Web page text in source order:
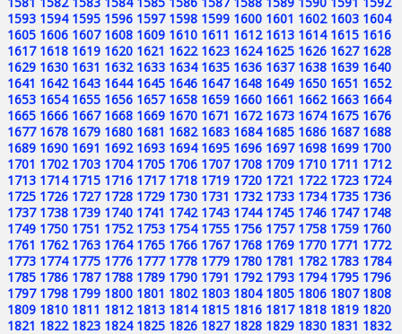
1593 1594 1595 1596 1597 1598 1599 1600 1601 1602 1603 1604
1605 1606 1607 1608 1609 1610 1611 1612 1613 1614 1615 1616
1617 1618 1619 1620 1621 1622 1623 1624 1625 1626 1627 1628
1629 1630 1631 1632 1633 1634 1635 1636 1637 1638 1639 1640
1641 1642 1643 1644 1645 1646 1647 1648 1649 1650 1651 1652
1653 1654 1655 1656 1657 1658 1659 1660 1661 1662 1663 1664
1665 1666 1667 1668 1669 1670 1671 1672 1673 1674 1675 1676
1677 1678 1679 1680 1681 1682 1683 1684 1685 1686 1687 1688
1689 1690 1691 1692 1693 1694 1695 1696 1697 1698 1699 1700
1701 1702 1703 1704 1705 1706 1707 1708 1709 1710 1711 1712
1713 1714 1715 1716 1717 1718 1719 1720 1721 1722 1723 1724
1725 1726 1727 1728 1729 1730 1731 1732 1733 1734 1735 1736
1737 1738 1739 1740 1741 1742 1743 1744 1745 1746 1747 1748
1749 1750 1751 1752 1753 1754 1755 1756 1757 1758 1759 1760
1761 1762 1763 1764 1765 1766 1767 1768 1769 1770 1771 1772
1773 1774 1775 1776 1777 1778 1779 1780 1781 1782 1783 1784
1785 1786 1787 1788 1789 1790 1791 1792 1793 1794 1795 1796
1797 1798 1799 1800 1801 1802 1803 1804 1805 1806 1807 1808
1809 1810 1811 1812 1813 1814 1815 1816 1817 1818 1819 1820
1821 1822 1823 1824 1825 1826 1827 1828 1829 1830 1831 1832